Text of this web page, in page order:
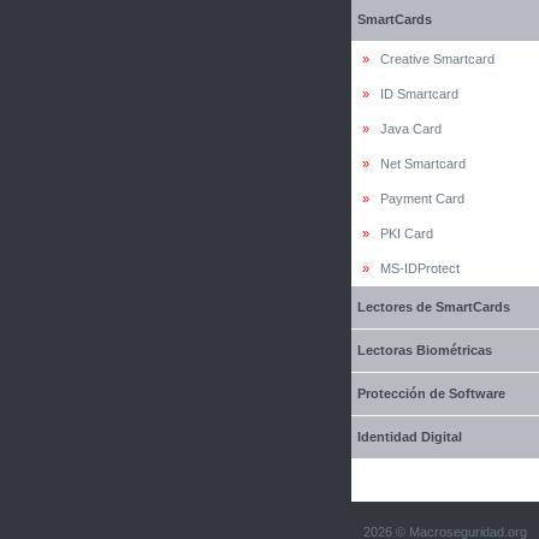
SmartCards
» Creative Smartcard
» ID Smartcard
» Java Card
» Net Smartcard
» Payment Card
» PKI Card
» MS-IDProtect
Lectores de SmartCards
Lectoras Biométricas
Protección de Software
Identidad Digital
2026 © Macroseguridad.org